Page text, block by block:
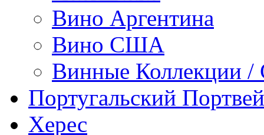
Вино Аргентина
Вино США
Винные Коллекции /
Португальский
Херес